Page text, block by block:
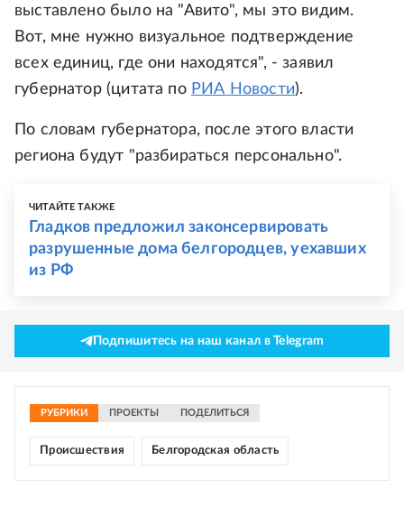
выставлено было на "Авито", мы это видим.
Вот, мне нужно визуальное подтверждение
всех единиц, где они находятся", - заявил
губернатор (цитата по РИА Новости).
По словам губернатора, после этого власти
региона будут "разбираться персонально".
ЧИТАЙТЕ ТАКЖЕ
Гладков предложил законсервировать
разрушенные дома белгородцев, уехавших
из РФ
Подпишитесь на наш канал в Telegram
РУБРИКИ ПРОЕКТЫ ПОДЕЛИТЬСЯ
Происшествия Белгородская область